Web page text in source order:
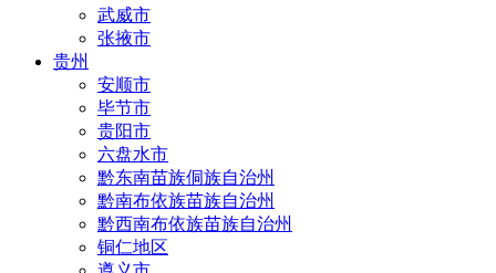
武威市
张掖市
贵州
安顺市
毕节市
贵阳市
六盘水市
黔东南苗族侗族自治州
黔南布依族苗族自治州
黔西南布依族苗族自治州
铜仁地区